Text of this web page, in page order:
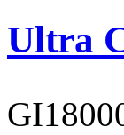
Ultra